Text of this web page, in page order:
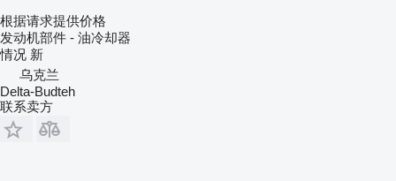
根据请求提供价格
发动机部件 - 油冷却器
情况 新
乌克兰
Delta-Budteh
联系卖方